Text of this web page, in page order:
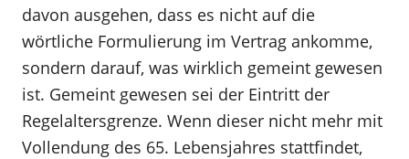
davon ausgehen, dass es nicht auf die
wörtliche Formulierung im Vertrag ankomme,
sondern darauf, was wirklich gemeint gewesen
ist. Gemeint gewesen sei der Eintritt der
Regelaltersgrenze. Wenn dieser nicht mehr mit
Vollendung des 65. Lebensjahres stattfindet,